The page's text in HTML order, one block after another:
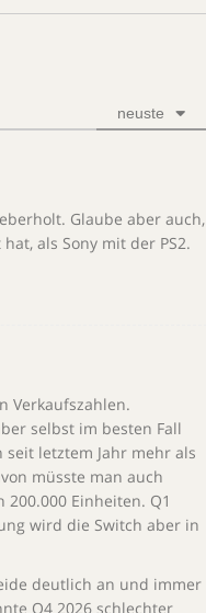
neuste
Glaube aber auch,
als Sony mit der PS2.
Verkaufszahlen.
selbst im besten Fall
letztem Jahr mehr als
müsste man auch
Einheiten. Q1
wird die Switch aber in
deutlich an und immer
Q4 2026 schlechter